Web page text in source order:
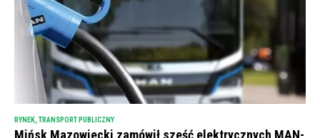
RYNEK TRANSPORT PUBLICZNY
Mińsk Mazowiecki zamówił sześć elektrycznych MAN-